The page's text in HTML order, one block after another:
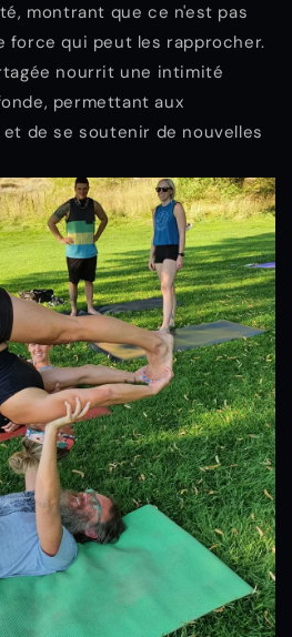
montrant que ce n'est pas
force qui peut les rapprocher.
nourrit une intimité
permettant aux
de se soutenir de nouvelles